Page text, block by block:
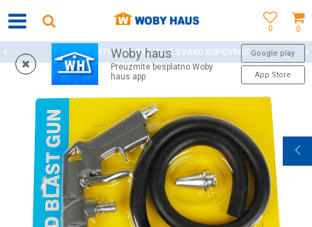
0
0
Woby haus
Preuzmite besplatno Woby
haus app
Google play
App Store
WOBY KARTICA NAGRAĐUJE SVAKU KUPOVINU!